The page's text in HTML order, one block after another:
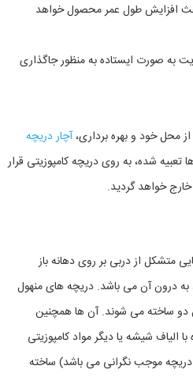
افزايش طول عمر محصول خواهد
به صورت ايستاده به منظور جاگذاری
محل خود و بهره برداری،آچار دریچه
شده، به روی دريچه کامپوزیتی قرار
خواهد گرديد.
متشکل از دربی بر روی دهانه باز
به درون آن می باشد. دریچه های منهول
دو ساخته می شوند. آن ها همچنین
شیشه یا دیگر مواد کامپوزیتی
موجب نگرانی می باشد) ساخته